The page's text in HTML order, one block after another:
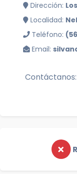
Dirección:
Localidad:
Teléfono:
Email:
Contáctanos: